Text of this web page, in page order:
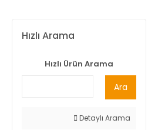
Hızlı Arama
Hızlı Ürün Arama
Ara
Detaylı Arama